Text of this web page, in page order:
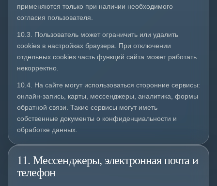
применяются только при наличии необходимого
согласия пользователя.
10.3. Пользователь может ограничить или удалить
cookies в настройках браузера. При отключении
отдельных cookies часть функций сайта может работать
некорректно.
10.4. На сайте могут использоваться сторонние сервисы:
онлайн-запись, карты, мессенджеры, аналитика, формы
обратной связи. Такие сервисы могут иметь
собственные документы о конфиденциальности и
обработке данных.
11. Мессенджеры, электронная почта и
телефон